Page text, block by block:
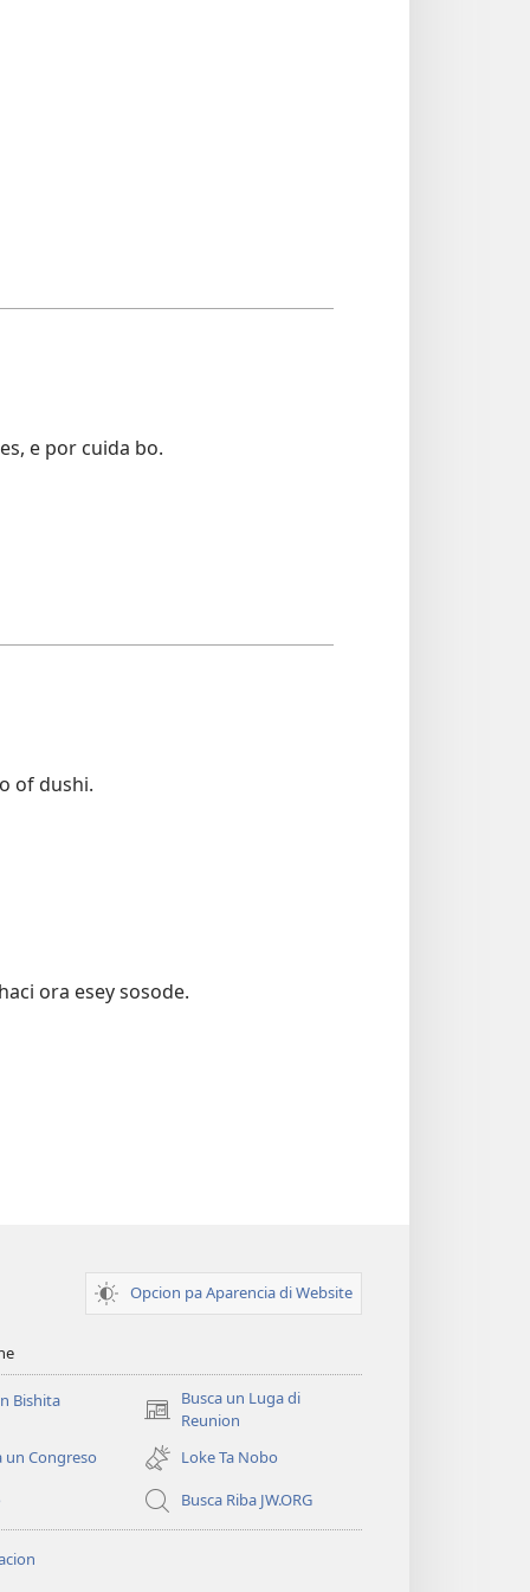
e por cuida bo.
of dushi.
ora esey sosode.
Opcion pa Aparencia di Website
Bishita
Busca un Luga di
Reunion
(opens
new
window)
un Congreso
Loke Ta Nobo
Busca Riba JW.ORG